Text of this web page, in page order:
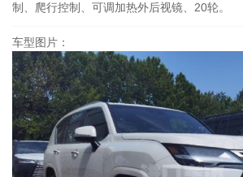
制、爬行控制、可调加热外后视镜、20轮。
车型图片：